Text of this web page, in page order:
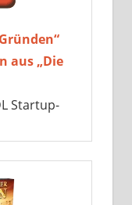
aus „Die
Startup-